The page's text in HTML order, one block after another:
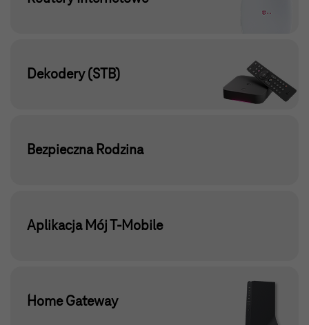
Dekodery (STB)
Bezpieczna Rodzina
Aplikacja Mój T‑Mobile
Home Gateway